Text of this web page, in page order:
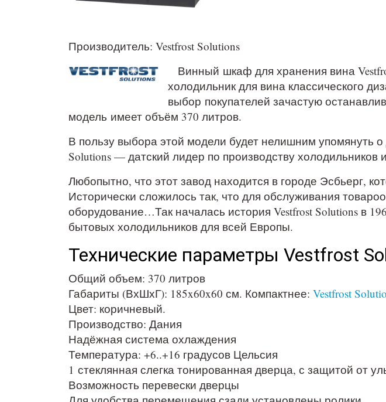
Производитель: Vestfrost Solutions
Винный шкаф для хранения вина
холодильник для вина классического
выбор покупателей зачастую
модель имеет объём 370 литров.
В пользу выбора этой модели будет нелишним упомянуть
Solutions — датский лидер по производству холодильников
Любопытно, что этот завод находится в городе Эсбьерг,
Исторически сложилось так, что для обслуживания
оборудование…Так началась история Vestfrost Solutions в
бытовых холодильников для всей Европы.
Технические параметры Vestfrost
Общий объем: 370 литров
Габариты (ВхШхГ): 185x60x60 см. Компактнее: Vestfrost
Цвет: коричневый.
Производство: Дания
Надёжная система охлаждения
Температура: +6..+16 градусов Цельсия
1 стеклянная слегка тонированная дверца, с защитой от
Возможность перевески дверцы